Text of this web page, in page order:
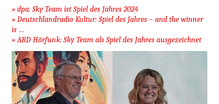
» dpa: Sky Team ist Spiel des Jahres 2024
» Deutschlandradio Kultur: Spiel des Jahres – and the winner
is …
» ARD Hörfunk: Sky Team als Spiel des Jahres ausgezeichnet